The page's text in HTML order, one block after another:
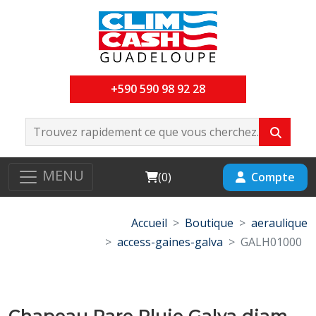
+590 590 98 92 28
MENU Cart
(0) Compte
Accueil Boutique
aeraulique
access-gaines-galva
GALH01000